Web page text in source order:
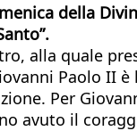
della
alla quale
Paolo II
Per
avuto il